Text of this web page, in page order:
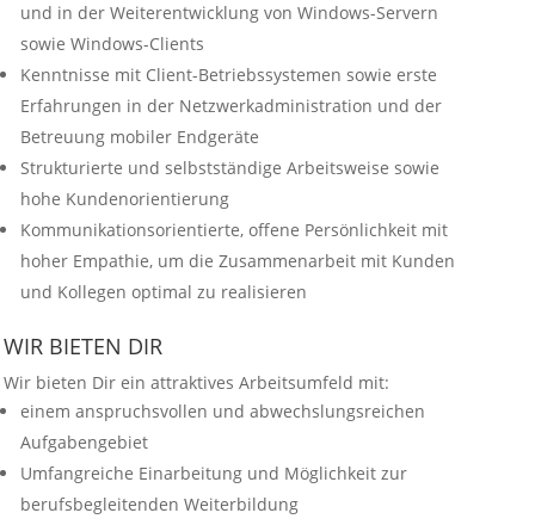
und in der Weiterentwicklung von Windows-Servern
sowie Windows-Clients
Kenntnisse mit Client-Betriebssystemen sowie erste
Erfahrungen in der Netzwerkadministration und der
Betreuung mobiler Endgeräte
Strukturierte und selbstständige Arbeitsweise sowie
hohe Kundenorientierung
Kommunikationsorientierte, offene Persönlichkeit mit
hoher Empathie, um die Zusammenarbeit mit Kunden
und Kollegen optimal zu realisieren
WIR BIETEN DIR
Wir bieten Dir ein attraktives Arbeitsumfeld mit:
einem anspruchsvollen und abwechslungsreichen
Aufgabengebiet
Umfangreiche Einarbeitung und Möglichkeit zur
berufsbegleitenden Weiterbildung